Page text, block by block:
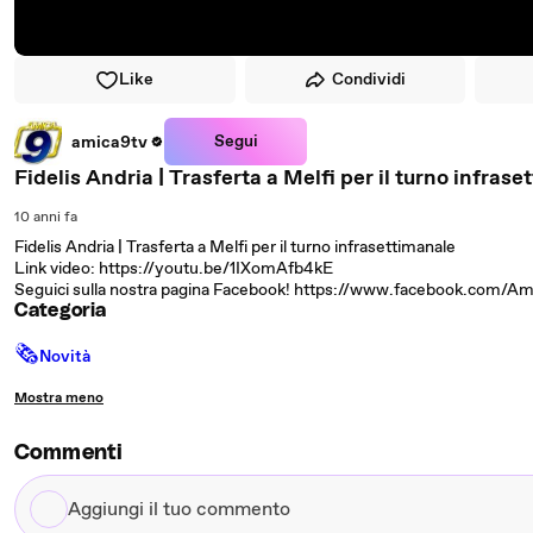
Like Condividi
amica9tv Segui
Fidelis Andria | Trasferta a Melfi per il turno
10 anni fa
Fidelis Andria | Trasferta a Melfi per il turno infrasettimanale
Link video: https://youtu.be/1IXomAfb4kE
Seguici sulla nostra pagina Facebook! https://www.facebook.com/
Categoria
🗞Novità
Mostra meno
Commenti
Aggiungi